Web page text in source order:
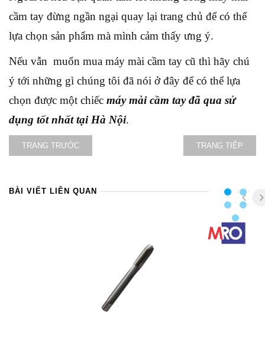
cầm tay đừng ngần ngại quay lại trang chủ để có thể
lựa chọn sản phẩm mà mình cảm thấy ưng ý.
Nếu vẫn muốn mua máy mài cầm tay cũ thì hãy chú
ý tới những gì chúng tôi đã nói ở đây để có thể lựa
chọn được một chiếc máy mài cầm tay đã qua sử
dụng tốt nhất tại Hà Nội.
TRANG TRƯỚC TRANG TIẾP
BÀI VIẾT LIÊN QUAN